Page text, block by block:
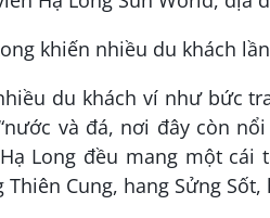
khiến nhiều du khách
du khách ví như bức
và đá, nơi đây còn
Long đều mang một
Cung, hang Sửng